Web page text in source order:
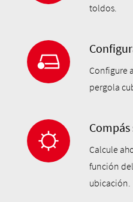
toldos.
Configure
pergola
Calcule
función
ubicación.